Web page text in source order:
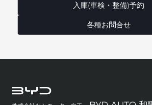
入庫(車検・整備)予約
各種お問合せ